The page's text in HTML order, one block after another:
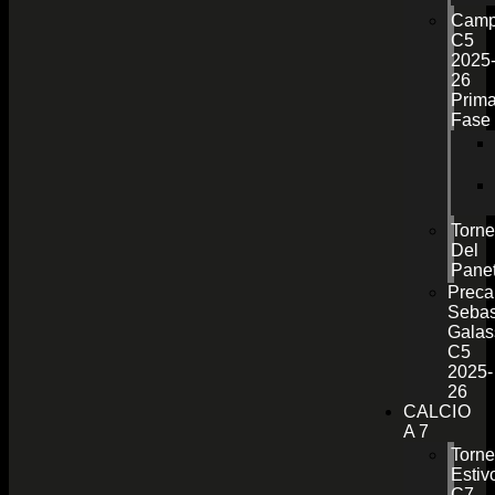
C5
2025-
26
Fase
Del
C5
2025-
26
CALCIO
A 7